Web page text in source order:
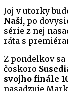
Joj v utorky
Naši, po
série z nej
ráta s
Z pondelkov
čoskoro
svojho finále